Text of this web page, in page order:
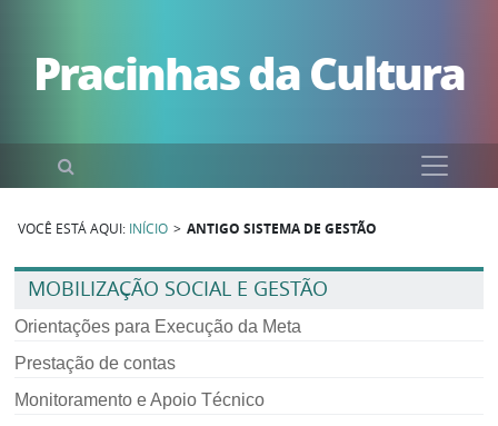
Pracinhas da Cultura
VOCÊ ESTÁ AQUI: INÍCIO > ANTIGO SISTEMA DE GESTÃO
MOBILIZAÇÃO SOCIAL E GESTÃO
Orientações para Execução da Meta
Prestação de contas
Monitoramento e Apoio Técnico